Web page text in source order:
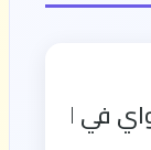
اللغة